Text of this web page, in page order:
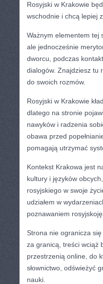
Rosyjski w Krakowie
wschodnie i chcą lepiej
Ważnym elementem tej
ale jednocześnie
dworcu, podczas
dialogów. Znajdziesz tu
do swoich rozmów.
Rosyjski w Krakowie
dlatego na stronie
nawyków i radzenia
obawa przed
pomagają utrzymać
Kontekst Krakowa jest
kultury i języków
rosyjskiego w swoje
udziałem w
poznawaniem
Strona nie ogranicza
za granicą, treści wciąż
przestrzenią online, do
słownictwo, odświeżyć
nauki.